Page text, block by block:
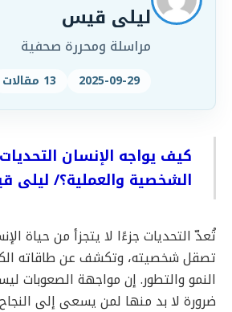
ليلى قيس
مراسلة ومحررة صحفية
2025-09-29 13 مقالات
كيف يواجه الإنسان
الشخصية والعملية؟/ ليلى
تُعدّ التحديات جزءًا لا يتجزأ من حياة
تصقل شخصيته، وتكشف عن طاقاته
النمو والتطور. إن مواجهة الصعوبات
ضرورة لا بد منها لمن يسعى إلى